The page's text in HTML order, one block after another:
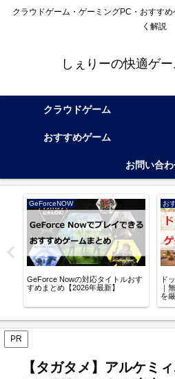
クラウドゲーム・ゲーミングPC・おすす
く解説
しぇりーの快適ゲ
クラウドゲーム
おすすめゲーム
お問い合
GeForceNOW
GeForce Nowの対応タイトルおす
すめまとめ【2026年最新】
ド
｜
を
PR
【タガタメ】アルケミ